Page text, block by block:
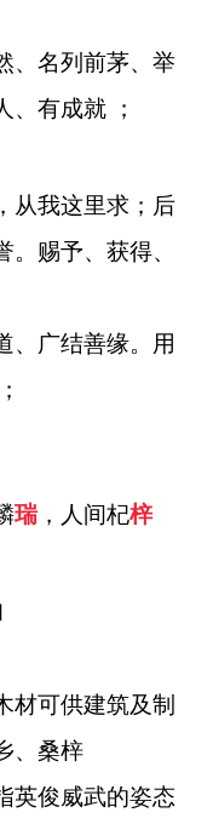
、名列前茅、举
、有成就 ；
从我这里求；后
赐予、获得、
、广结善缘。用
瑞，人间杞梓
材可供建筑及制
、桑梓
英俊威武的姿态